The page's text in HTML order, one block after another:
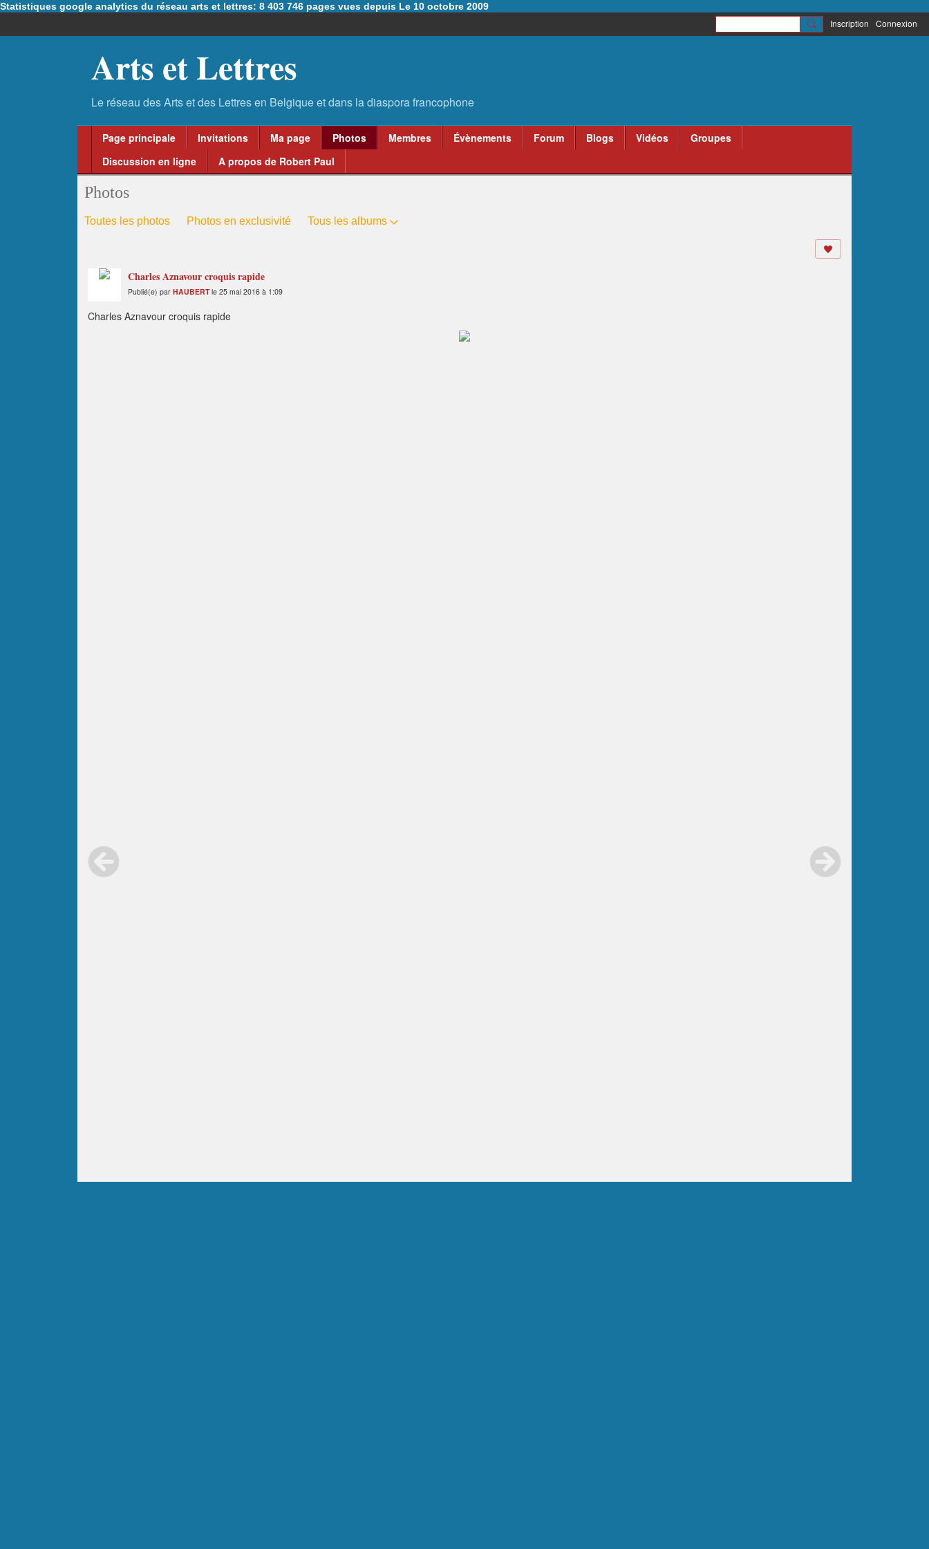
Statistiques google analytics du réseau arts et lettres: 8 403 746 pages vues depuis Le 10 octobre 2009
Inscription Connexion
Arts et Lettres
Page principale Invitations Ma page Photos Membres Évènements Forum Blogs Vidéos
Groupes
Discussion en ligne
A propos de Robert Paul
Photos
Toutes les photos Photos en exclusivité Tous les albums
Charles Aznavour croquis rapide
Publié(e) par HAUBERTle 25 mai 2016 à 1:09
Charles Aznavour croquis rapide